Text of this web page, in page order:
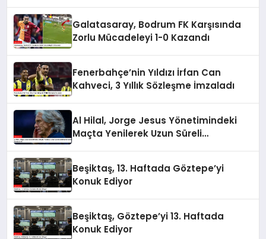
Galatasaray, Bodrum FK Karşısında
Zorlu Mücadeleyi 1-0 Kazandı
Fenerbahçe’nin Yıldızı İrfan Can
Kahveci, 3 Yıllık Sözleşme İmzaladı
Al Hilal, Jorge Jesus Yönetimindeki
Maçta Yenilerek Uzun Süreli
Beşiktaş, 13. Haftada Göztepe’yi
Konuk Ediyor
Beşiktaş, Göztepe’yi 13. Haftada
Konuk Ediyor